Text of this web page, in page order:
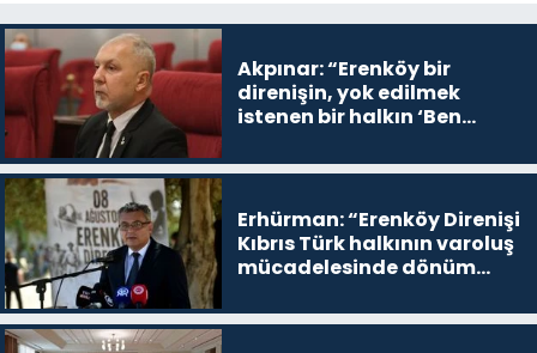
Akpınar: “Erenköy bir
direnişin, yok edilmek
istenen bir halkın ‘Ben
devam edeceğim’ dediği
Erhürman: “Erenköy Direnişi
Kıbrıs Türk halkının varoluş
mücadelesinde dönüm